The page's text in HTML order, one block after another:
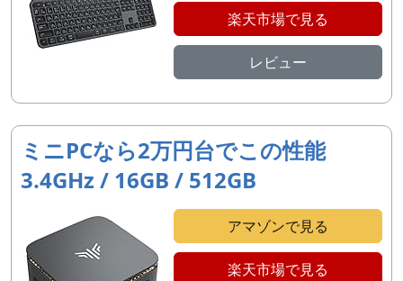
楽天市場で見る
レビュー
ミニPCなら2万円台でこの性能
3.4GHz / 16GB / 512GB
アマゾンで見る
楽天市場で見る